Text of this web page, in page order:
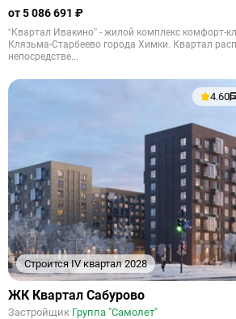
от 5 086 691 ₽
“Квартал Ивакино” - жилой комплекс комфорт-
Клязьма-Старбеево города Химки. Квартал
непосредстве...
Строится IV квартал 2028
4.60
ЖК Квартал Сабурово
Застройщик Группа "Самолет"